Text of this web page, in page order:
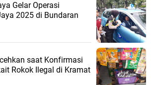
Gelar Operasi
2025 di Bundaran
saat Konfirmasi
Rokok Ilegal di Kramat